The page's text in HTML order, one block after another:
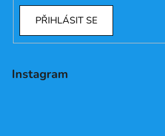
PŘIHLÁSIT SE
Instagram